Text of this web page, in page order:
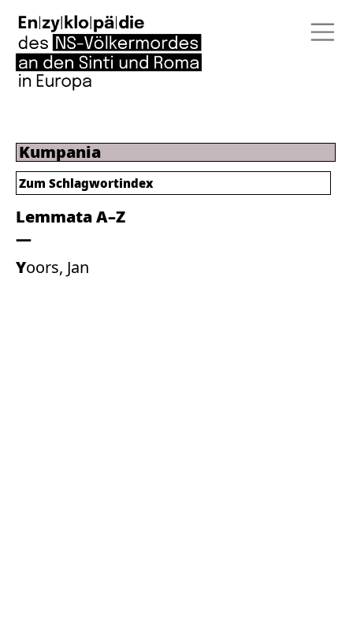
Kumpania
Lemmata A–Z
Yoors, Jan
Zum Schlagwortindex